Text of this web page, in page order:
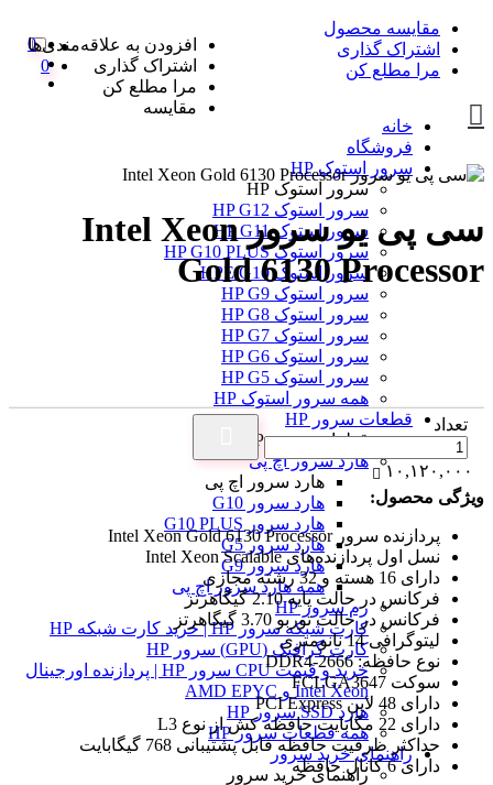
مقایسه محصول
اشتراک گذاری
مرا مطلع کن
0
0
خانه
فروشگاه
سرور استوک HP
سرور استوک HP
سرور استوک HP G12
سرور استوک HP G11
سرور استوک HP G10 PLUS
سرور استوک HPE G10
سرور استوک HP G9
سرور استوک HP G8
سرور استوک HP G7
سرور استوک HP G6
سرور استوک HP G5
همه سرور استوک HP
قطعات سرور HP
قطعات سرور HP
هارد سرور اچ پی
هارد سرور اچ پی
هارد سرور G10
هارد سرور G10 PLUS
هارد سرور G5
هارد سرور G9
همه هارد سرور اچ پی
رم سرور HP
کارت شبکه سرور HP | خرید کارت شبکه HP
کارت گرافیک (GPU) سرور HP
خرید و قیمت CPU سرور HP | پردازنده اورجینال
Intel Xeon و AMD EPYC
هارد SSD سرور HP
همه قطعات سرور HP
راهنمای خرید سرور
راهنمای خرید سرور
افزودن به علاقه‌مندی‌ها
اشتراک گذاری
مرا مطلع کن
مقایسه
سی پی یو سرور Intel Xeon
Gold 6130 Processor
تعداد
۱۰,۱۲۰,۰۰۰
ویژگی محصول:
پردازنده سرور Intel Xeon Gold 6130 Processor
نسل اول پردازنده‌های Intel Xeon Scalable
دارای 16 هسته و 32 رشته مجازی
فرکانس در حالت پایه 2.10 گیگاهرتز
فرکانس در حالت توربو 3.70 گیگاهرتز
لیتوگرافی 14 نانومتری
نوع حافظه: DDR4-2666
سوکت FCLGA3647
دارای 48 لاین PCI Express
دارای 22 مگابایت حافظه کش از نوع L3
حداکثر ظرفیت حافظه قابل پشتیبانی 768 گیگابایت
دارای 6 کانال حافظه